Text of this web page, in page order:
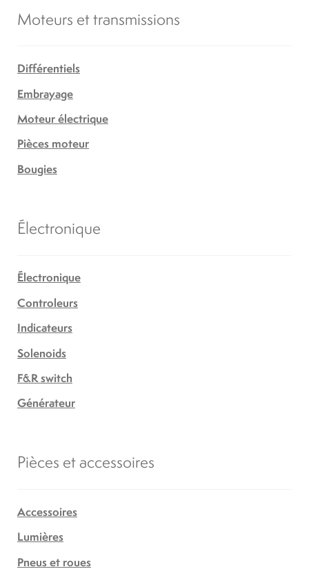
Moteurs et transmissions
Différentiels
Embrayage
Moteur électrique
Pièces moteur
Bougies
Électronique
Électronique
Controleurs
Indicateurs
Solenoids
F&R switch
Générateur
Pièces et accessoires
Accessoires
Lumières
Pneus et roues